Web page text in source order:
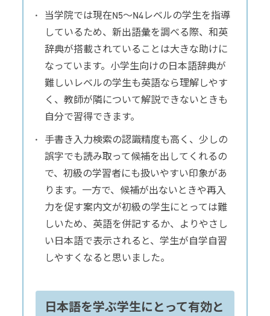
当学院では現在N5〜N4レベルの学生を指導
しているため、新出語彙を調べる際、和英
辞典が搭載されていることは大きな助けに
なっています。小学生向けの日本語辞典が
難しいレベルの学生も英語なら理解しやす
く、教師が隣について解説できないときも
自分で習得できます。
手書き入力検索の認識精度も高く、少しの
誤字でも読み取って候補を出してくれるの
で、初級の学習者にも扱いやすい印象があ
ります。一方で、候補が出ないときや再入
力を促す案内文が初級の学生にとっては難
しいため、英語を併記するか、よりやさし
い日本語で表示されると、学生が自学自習
しやすくなると思いました。
日本語を学ぶ学生にとって有効と